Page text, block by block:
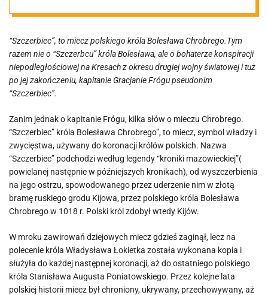
“Szczerbiec”, to miecz polskiego króla Bolesława Chrobrego.Tym
razem nie o “Szczerbcu” króla Bolesława, ale o bohaterze konspiracji
niepodległościowej na Kresach z okresu drugiej wojny światowej i tuż
po jej zakończeniu, kapitanie Gracjanie Frógu pseudonim
“Szczerbiec”.
Zanim jednak o kapitanie Frógu, kilka słów o mieczu Chrobrego.
“Szczerbiec” króla Bolesława Chrobrego”, to miecz, symbol władzy i
zwycięstwa, używany do koronacji królów polskich. Nazwa
“Szczerbiec” podchodzi według legendy “kroniki mazowieckiej”(
powielanej następnie w późniejszych kronikach), od wyszczerbienia
na jego ostrzu, spowodowanego przez uderzenie nim w złotą
bramę ruskiego grodu Kijowa, przez polskiego króla Bolesława
Chrobrego w 1018 r. Polski król zdobył wtedy Kijów.
W mroku zawirowań dziejowych miecz gdzieś zaginął, lecz na
polecenie króla Władysława Łokietka została wykonana kopia i
służyła do każdej następnej koronacji, aż do ostatniego polskiego
króla Stanisława Augusta Poniatowskiego. Przez kolejne lata
polskiej historii miecz był chroniony, ukrywany, przechowywany, aż